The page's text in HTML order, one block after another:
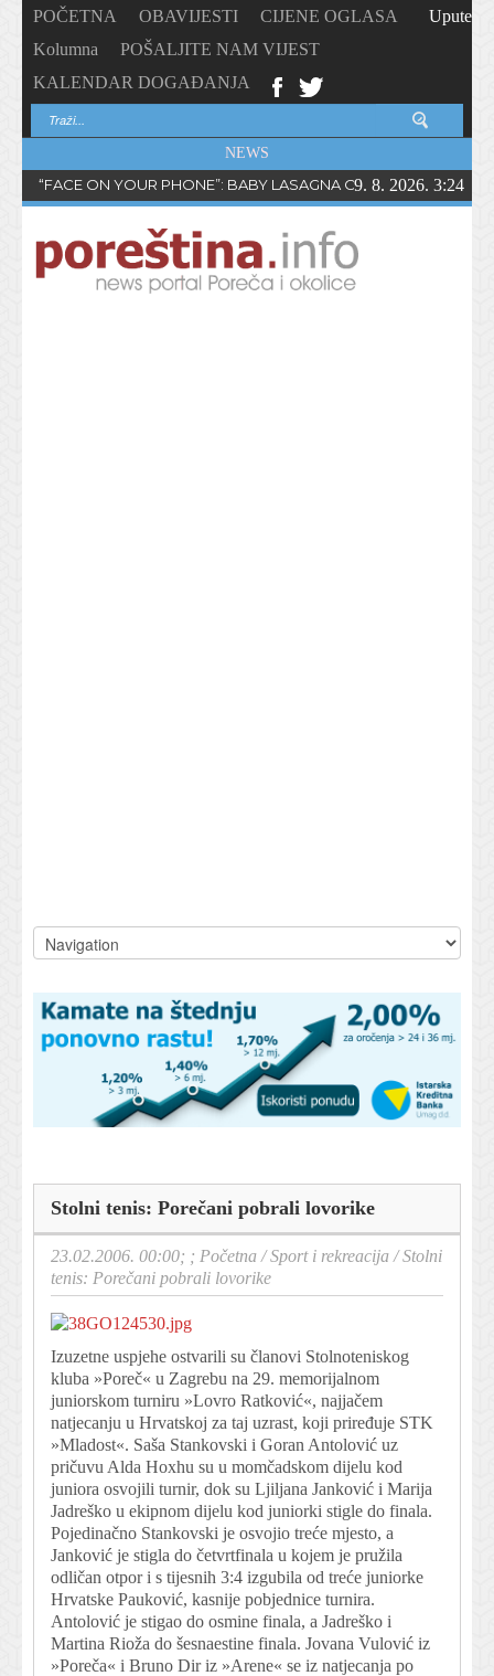
POČETNA OBAVIJESTI
CIJENE OGLASA
Kolumna
POŠALJITE NAM VIJEST
KALENDAR DOGAĐANJA
Upute
NEWS
“FACE ON YOUR PHONE”: BABY LASAGNA OBJAVIO NOVI
9. 8. 2026. 3:24
Stolni tenis: Porečani pobrali lovorike
23.02.2006. 00:00; ; Početna /Sport i rekreacija /Stolni
tenis: Porečani pobrali lovorike
Izuzetne uspjehe ostvarili su članovi Stolnoteniskog
kluba »Poreč« u Zagrebu na 29. memorijalnom
juniorskom turniru »Lovro Ratković«, najjačem
natjecanju u Hrvatskoj za taj uzrast, koji priređuje STK
»Mladost«. Saša Stankovski i Goran Antolović uz
pričuvu Alda Hoxhu su u momčadskom dijelu kod
juniora osvojili turnir, dok su Ljiljana Janković i Marija
Jadreško u ekipnom dijelu kod juniorki stigle do finala.
Pojedinačno Stankovski je osvojio treće mjesto, a
Janković je stigla do četvrtfinala u kojem je pružila
odličan otpor i s tijesnih 3:4 izgubila od treće juniorke
Hrvatske Pauković, kasnije pobjednice turnira.
Antolović je stigao do osmine finala, a Jadreško i
Martina Rioža do šesnaestine finala. Jovana Vulović iz
»Poreča« i Bruno Dir iz »Arene« se iz natjecanja po